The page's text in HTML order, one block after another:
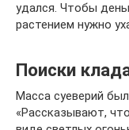
удался. Чтобы
растением нужно
Поиски
Масса суеверий
«Рассказывают,